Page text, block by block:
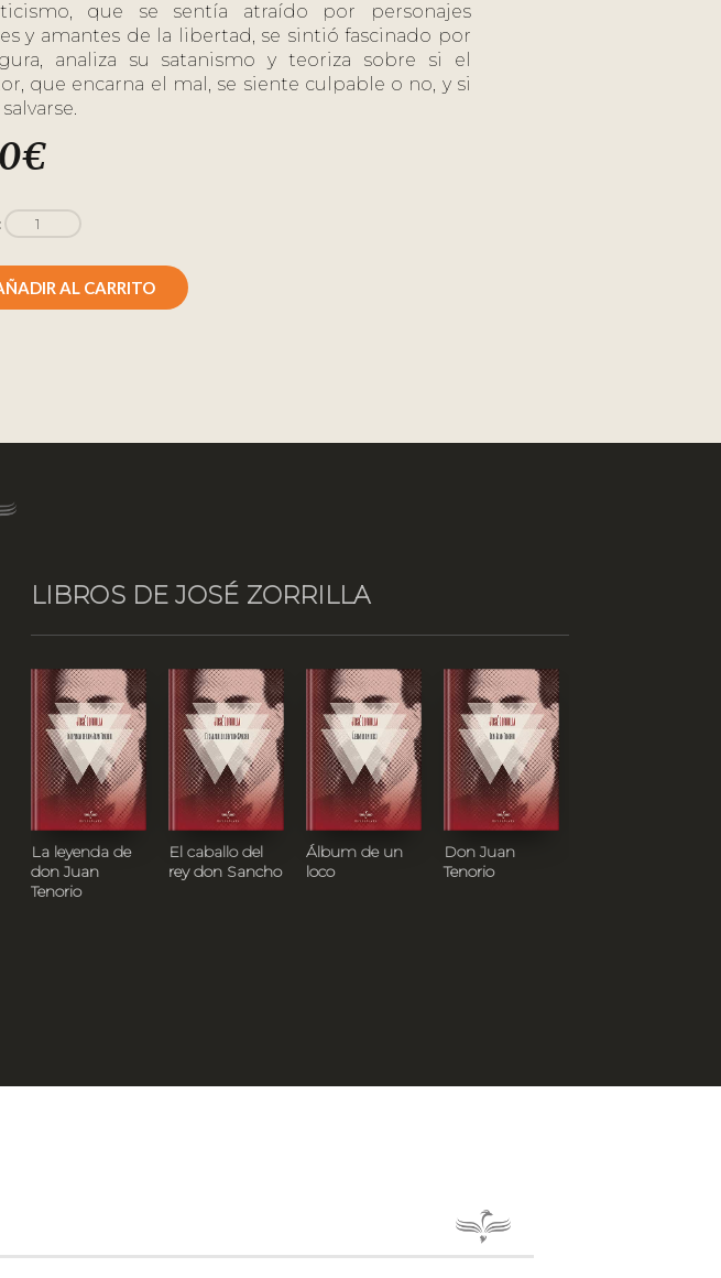
que se sentía atraído por personajes
y amantes de la libertad, se sintió fascinado por
analiza su satanismo y teoriza sobre si el
que encarna el mal, se siente culpable o no, y si
€
AL CARRITO
LIBROS DE JOSÉ ZORRILLA
La leyenda de
don Juan
Tenorio
El caballo del
rey don Sancho
Álbum de un
loco
Don Juan
Tenorio